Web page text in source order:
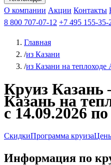
Чебоксарыиз Волгоградаиз
КазаньВ Нижний НовгородВ
РыбинскНа СоловкиНа
Афанасий Никитин
ФединАлександр Свешников
МироновА.С.Попов
О компании Акции Контакты
8 800 707-07-12 +7 495 155-35-
Главная
/из Казани
/из Казани на теплоходе
Круиз Казань
Казань на
с 14.09.2026
СкидкиПрограмма круиза
Информация по